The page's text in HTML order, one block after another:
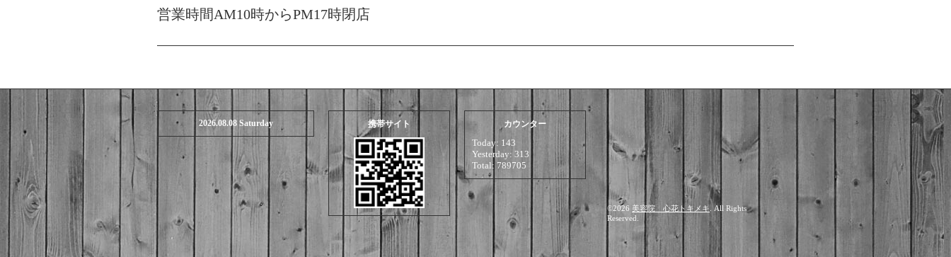
営業時間AM10時からPM17時閉店
2026.08.08 Saturday 携帯サイト カウンター
Today: 143
Yesterday: 313
Total: 789705
©2026 美容院 心花トキメキ . All Rights
Reserved.